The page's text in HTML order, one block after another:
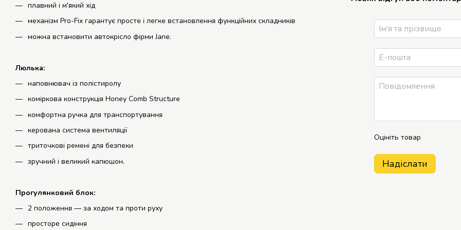
плавний і м'який хід
механізм Pro-Fix гарантує просте і легке встановлення функційних складників
можна встановити автокрісло фірми Jane.
Люлька:
наповнювач із полістиролу
коміркова конструкція Honey Comb Structure
комфортна ручка для транспортування
керована система вентиляції
триточкові ремені для безпеки
зручний і великий капюшон.
Прогулянковий блок:
2 положення — за ходом та проти руху
просторе сидіння
Оцініть товар
Надіслати